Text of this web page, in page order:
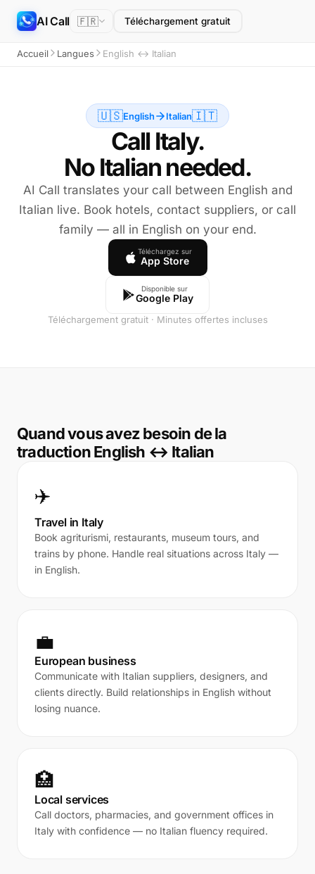
AI Call 🇫🇷 Téléchargement gratuit
Accueil Langues English ↔ Italian
🇺🇸English Italian🇮🇹
Call Italy.
No Italian needed.
AI Call translates your call between English and
Italian live. Book hotels, contact suppliers, or call
family — all in English on your end.
Téléchargez sur
App Store
Disponible sur
Google Play
Téléchargement gratuit · Minutes offertes incluses
Quand vous avez besoin de la
traduction English ↔ Italian
✈️
Travel in Italy
Book agriturismi, restaurants, museum tours, and
trains by phone. Handle real situations across Italy —
in English.
💼
European business
Communicate with Italian suppliers, designers, and
clients directly. Build relationships in English without
losing nuance.
🏥
Local services
Call doctors, pharmacies, and government offices in
Italy with confidence — no Italian fluency required.